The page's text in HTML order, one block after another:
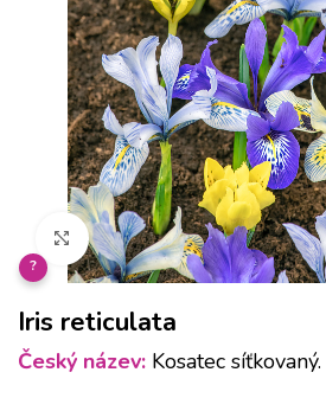
Klikněte pro zvětšení
?
Iris reticulata
Český název: Kosatec síťkovaný.